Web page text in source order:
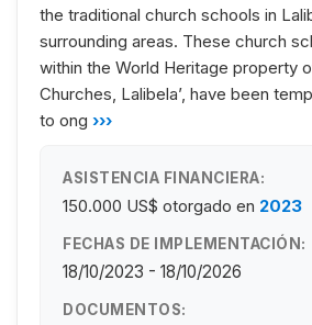
the traditional church schools in
surrounding areas. These church
within the World Heritage property
Churches, Lalibela’, have been
to ong ›››
ASISTENCIA FINANCIERA:
150.000 US$ otorgado en 2023
FECHAS DE IMPLEMENTACIÓN:
18/10/2023 - 18/10/2026
DOCUMENTOS: